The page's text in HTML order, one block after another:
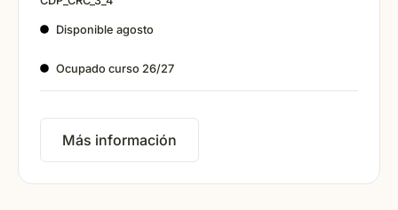
Disponible agosto
Ocupado curso 26/27
Más información